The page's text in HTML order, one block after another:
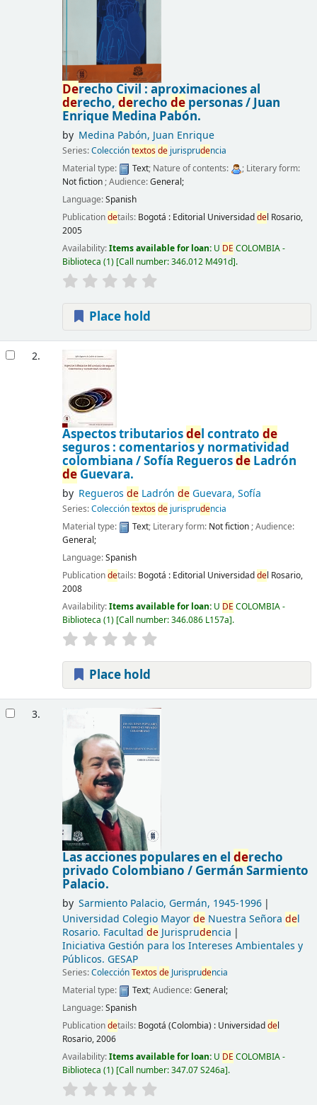
Derecho Civil : aproximaciones al
derecho, derecho depersonas /Juan
Enrique Medina Pabón.
by Medina Pabón, Juan Enrique
Series:Coleccióntextosdejurisprudencia
Material type:
Text; Nature of contents:
; Literary form:
Not fiction; Audience:General;
Language:Spanish
Publicationdetails: Bogotá : Editorial Universidaddel Rosario,
2005
Availability:Items available for loan: U DE COLOMBIA -
Biblioteca (1) Call number:346.012 M491d .
Place hold
2.
Aspectos tributariosdel contrato de
seguros : comentarios y normatividad
colombiana /Sofía ReguerosdeLadrón
deGuevara.
by Regueros deLadrón deGuevara, Sofía
Series:Coleccióntextosdejurisprudencia
Material type:
Text; Literary form: Not fiction; Audience:
General;
Language:Spanish
Publicationdetails: Bogotá : Editorial Universidaddel Rosario,
2008
Availability:Items available for loan: U DE COLOMBIA -
Biblioteca (1) Call number:346.086 L157a .
Place hold
3.
Las acciones populares en el derecho
privado Colombiano / Germán Sarmiento
Palacio.
by Sarmiento Palacio, Germán, 1945-1996
Universidad Colegio MayordeNuestra Señora del
Rosario. Facultad deJurisprudencia
Iniciativa Gestión para los Intereses Ambientales y
Públicos. GESAP
Series:ColecciónTextosdeJurisprudencia
Material type:
Text; Audience:General;
Language:Spanish
Publicationdetails: Bogotá (Colombia) : Universidaddel
Rosario,2006
Availability:Items available for loan: U DE COLOMBIA -
Biblioteca (1) Call number:347.07 S246a .